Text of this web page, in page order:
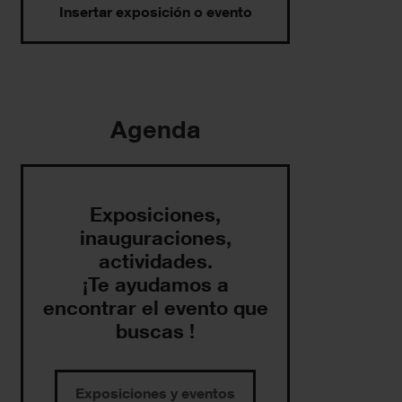
Insertar exposición o evento
Agenda
Exposiciones,
inauguraciones,
actividades.
¡Te ayudamos a
encontrar el evento que
buscas !
Exposiciones y eventos